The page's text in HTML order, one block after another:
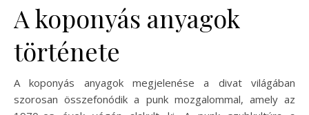
A koponyás anyagok
története
A koponyás anyagok megjelenése a divat világában
szorosan összefonódik a punk mozgalommal, amely az